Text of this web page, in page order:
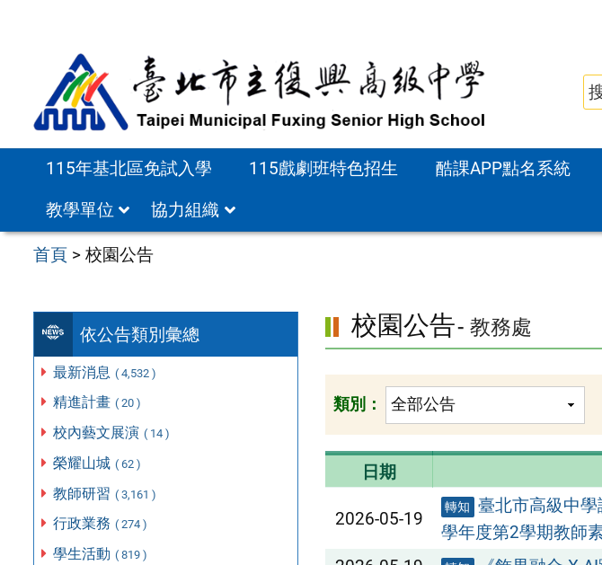
115年基北區免試入學 115戲劇班特色招生 酷課APP點名系統
教學單位
協力組織
首頁 >校園公告
依公告類別彙總
最新消息 ( 4,532 )
精進計畫 ( 20 )
校內藝文展演 ( 14 )
榮耀山城 ( 62 )
教師研習 ( 3,161 )
行政業務 ( 274 )
學生活動 ( 819 )
校園公告- 教務處
類別：
日期
2026-05-19
轉知 臺北市高級中
學年度第2學期教師